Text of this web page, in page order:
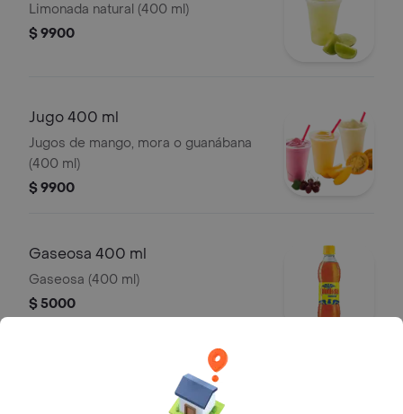
Limonada natural (400 ml)
$ 9900
Jugo 400 ml
Jugos de mango, mora o guanábana
(400 ml)
$ 9900
Gaseosa 400 ml
Gaseosa (400 ml)
$ 5000